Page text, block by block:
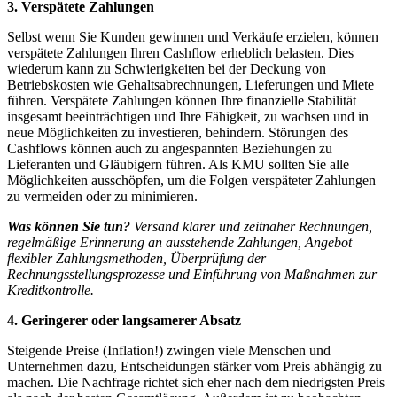
3. Verspätete Zahlungen
Selbst wenn Sie Kunden gewinnen und Verkäufe erzielen, können
verspätete Zahlungen Ihren Cashflow erheblich belasten. Dies
wiederum kann zu Schwierigkeiten bei der Deckung von
Betriebskosten wie Gehaltsabrechnungen, Lieferungen und Miete
führen. Verspätete Zahlungen können Ihre finanzielle Stabilität
insgesamt beeinträchtigen und Ihre Fähigkeit, zu wachsen und in
neue Möglichkeiten zu investieren, behindern. Störungen des
Cashflows können auch zu angespannten Beziehungen zu
Lieferanten und Gläubigern führen. Als KMU sollten Sie alle
Möglichkeiten ausschöpfen, um die Folgen verspäteter Zahlungen
zu vermeiden oder zu minimieren.
Was können Sie tun? Versand klarer und zeitnaher Rechnungen,
regelmäßige Erinnerung an ausstehende Zahlungen, Angebot
flexibler Zahlungsmethoden, Überprüfung der
Rechnungsstellungsprozesse und Einführung von Maßnahmen zur
Kreditkontrolle.
4. Geringerer oder langsamerer Absatz
Steigende Preise (Inflation!) zwingen viele Menschen und
Unternehmen dazu, Entscheidungen stärker vom Preis abhängig zu
machen. Die Nachfrage richtet sich eher nach dem niedrigsten Preis